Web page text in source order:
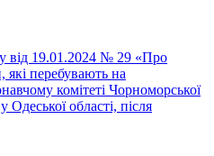
від 19.01.2024 № 29 «Про
які перебувають на
комітеті Чорноморської
Одеської області, після